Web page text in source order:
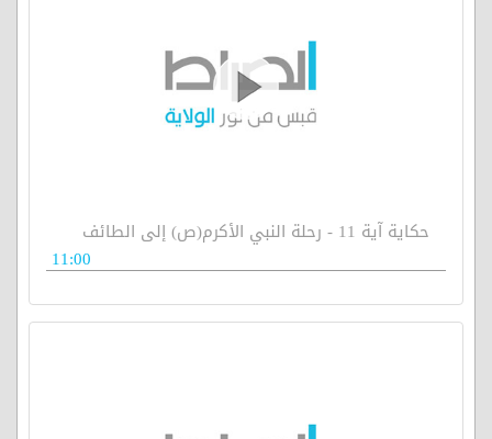
حكاية آية 11 - رحلة النبي الأكرم(ص) إلى الطائف
11:00